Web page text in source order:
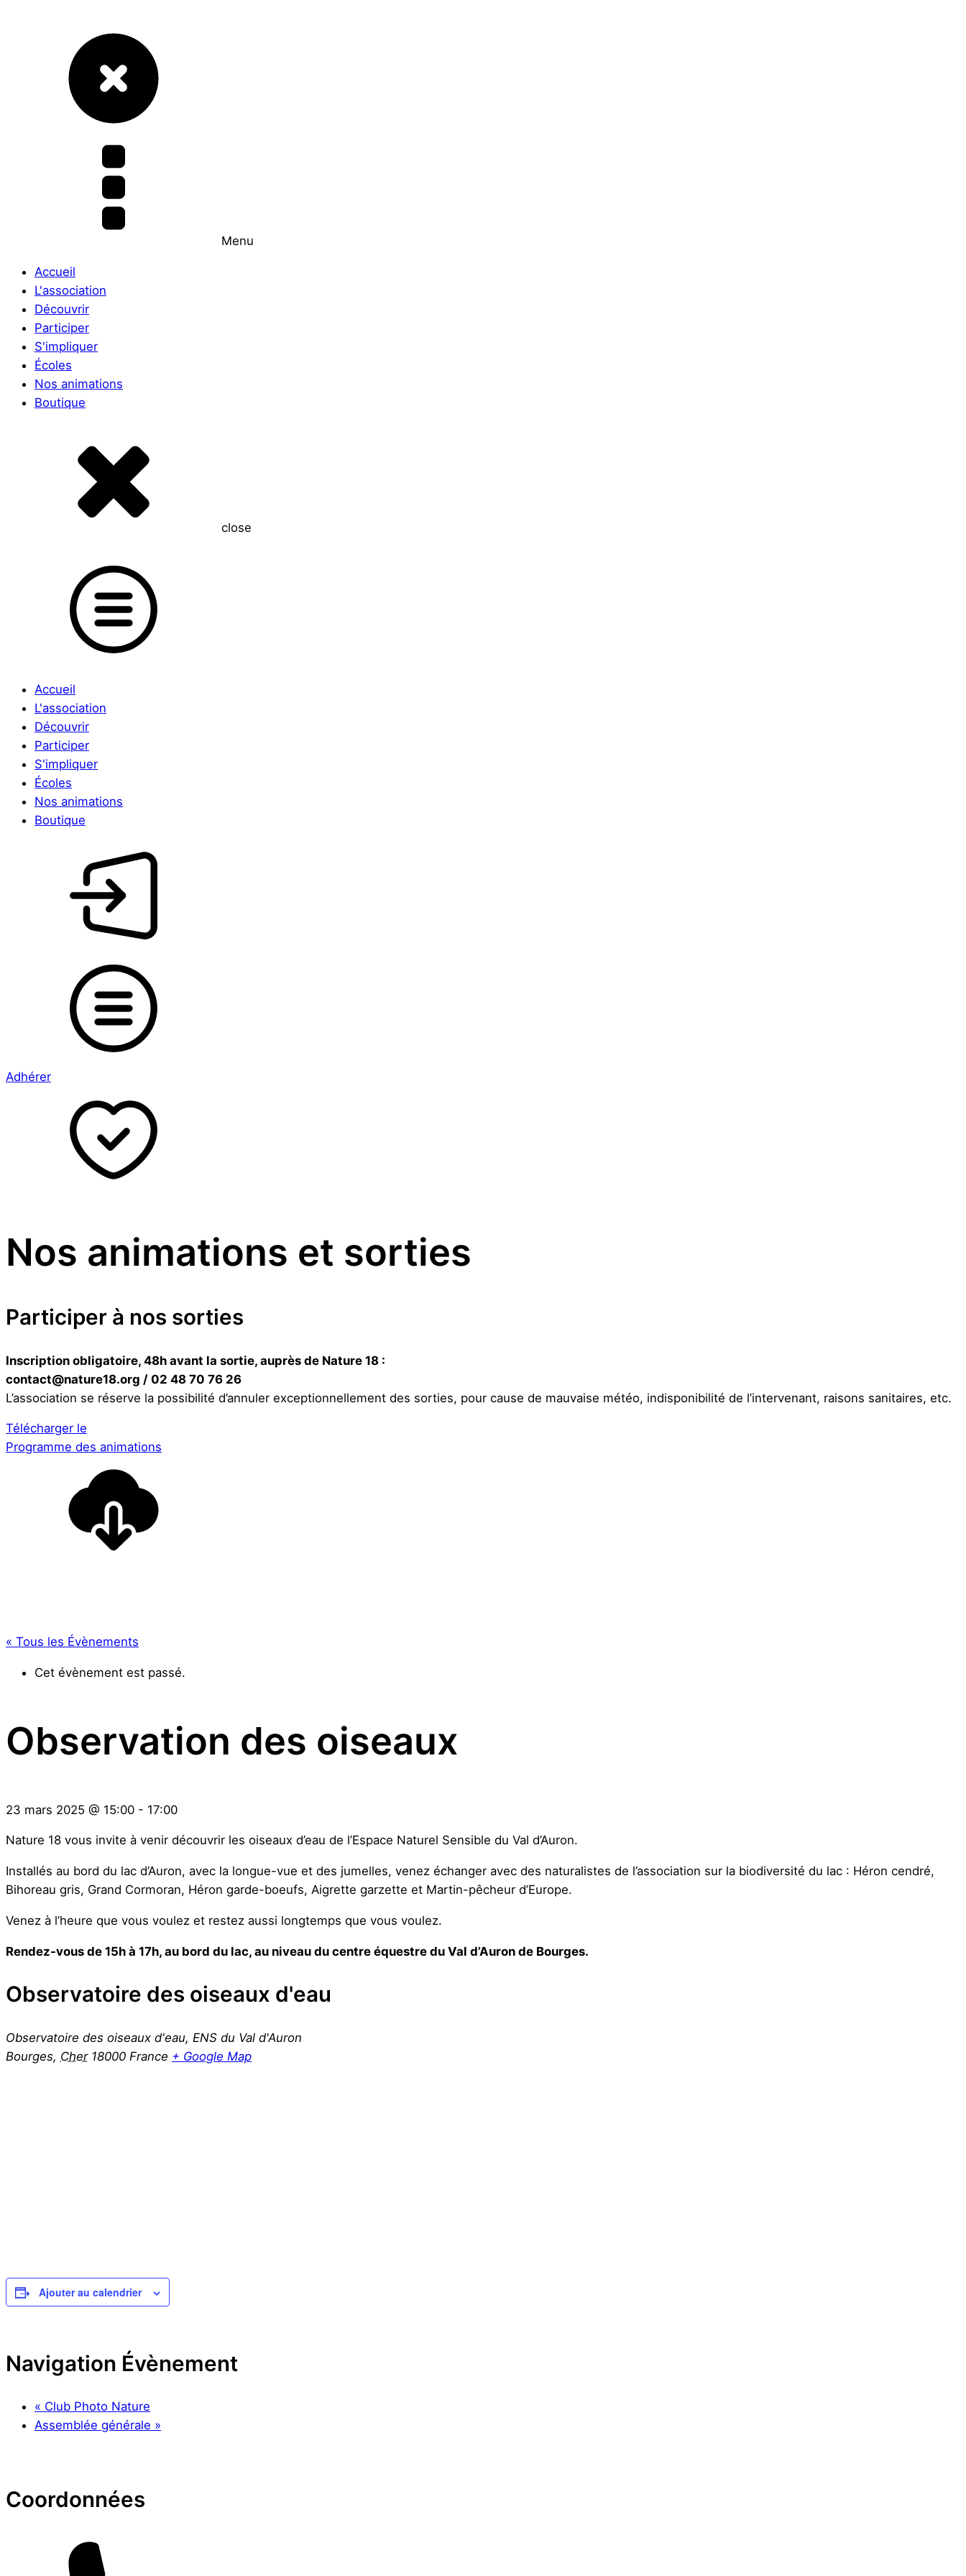
Menu
Accueil
L'association
Découvrir
Participer
S'impliquer
Écoles
Nos animations
Boutique
close
Accueil
L'association
Découvrir
Participer
S'impliquer
Écoles
Nos animations
Boutique
Adhérer
Nos animations et sorties
Participer à nos sorties
Inscription obligatoire, 48h avant la sortie, auprès de Nature 18 :
contact@nature18.org / 02 48 70 76 26
L’association se réserve la possibilité d’annuler exceptionnellement des sorties, pour cause de mauvaise météo, indisponibilité de l’intervenant, raisons sanitaires, etc.
Télécharger le
Programme des animations
« Tous les Évènements
Cet évènement est passé.
Observation des oiseaux
23 mars 2025 @ 15:00 - 17:00
Nature 18 vous invite à venir découvrir les oiseaux d’eau de l’Espace Naturel Sensible du Val d’Auron.
Installés au bord du lac d’Auron, avec la longue-vue et des jumelles, venez échanger avec des naturalistes de l’association sur la biodiversité du lac : Héron cendré,
Bihoreau gris, Grand Cormoran, Héron garde-boeufs, Aigrette garzette et Martin-pêcheur d’Europe.
Venez à l’heure que vous voulez et restez aussi longtemps que vous voulez.
Rendez-vous de 15h à 17h, au bord du lac, au niveau du centre équestre du Val d’Auron de Bourges.
Observatoire des oiseaux d'eau
Observatoire des oiseaux d'eau, ENS du Val d'Auron
Bourges, Cher 18000 France + Google Map
Ajouter au calendrier
Navigation Évènement
« Club Photo Nature
Assemblée générale »
Coordonnées